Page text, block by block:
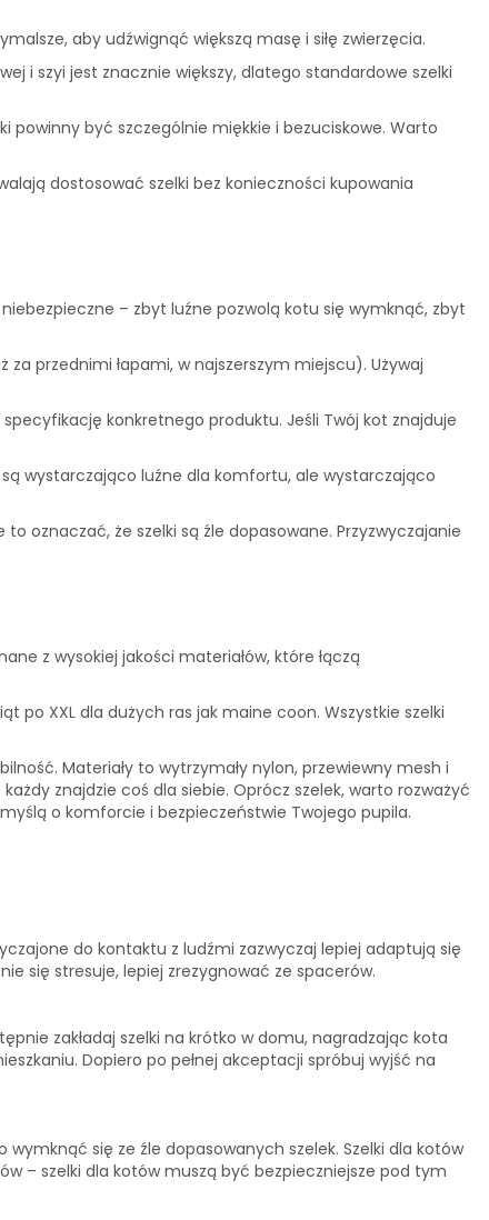
aby udźwignąć większą masę i siłę zwierzęcia.
i szyi jest znacznie większy, dlatego standardowe szelki
powinny być szczególnie miękkie i bezuciskowe. Warto
dostosować szelki bez konieczności kupowania
– zbyt luźne pozwolą kotu się wymknąć, zbyt
przednimi łapami, w najszerszym miejscu). Używaj
konkretnego produktu. Jeśli Twój kot znajduje
są wystarczająco luźne dla komfortu, ale wystarczająco
oznaczać, że szelki są źle dopasowane. Przyzwyczajanie
z wysokiej jakości materiałów, które łączą
po XXL dla dużych ras jak maine coon. Wszystkie szelki
Materiały to wytrzymały nylon, przewiewny mesh i
znajdzie coś dla siebie. Oprócz szelek, warto rozważyć
o komforcie i bezpieczeństwie Twojego pupila.
do kontaktu z ludźmi zazwyczaj lepiej adaptują się
się stresuje, lepiej zrezygnować ze spacerów.
zakładaj szelki na krótko w domu, nagradzając kota
Dopiero po pełnej akceptacji spróbuj wyjść na
się ze źle dopasowanych szelek. Szelki dla kotów
– szelki dla kotów muszą być bezpieczniejsze pod tym